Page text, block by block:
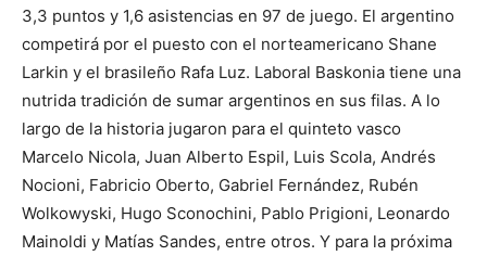
3,3 puntos y 1,6 asistencias en 97 de juego. El argentino
competirá por el puesto con el norteamericano Shane
Larkin y el brasileño Rafa Luz. Laboral Baskonia tiene una
nutrida tradición de sumar argentinos en sus filas. A lo
largo de la historia jugaron para el quinteto vasco
Marcelo Nicola, Juan Alberto Espil, Luis Scola, Andrés
Nocioni, Fabricio Oberto, Gabriel Fernández, Rubén
Wolkowyski, Hugo Sconochini, Pablo Prigioni, Leonardo
Mainoldi y Matías Sandes, entre otros. Y para la próxima